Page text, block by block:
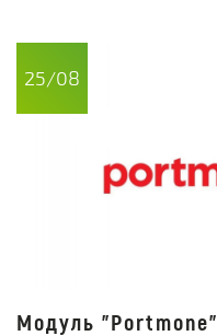
25/08
Модуль "Portmone"